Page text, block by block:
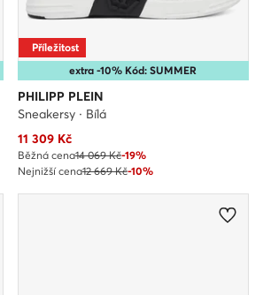
extra -10% Kód: SUMMER
Příležitost
PHILIPP PLEIN
Sneakersy · Bílá
Aktuální cena
11 309Kč
Běžná cena14 069 Kč-19%
Nejnižší cena12 669 Kč-10%